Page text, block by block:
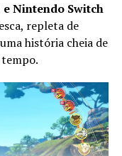
o multiplayer
amigos para
salas de outros
e
aumentando ainda
Nintendo Switch
repleta de
história cheia de